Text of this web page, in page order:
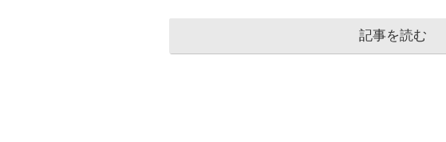
記事を読む